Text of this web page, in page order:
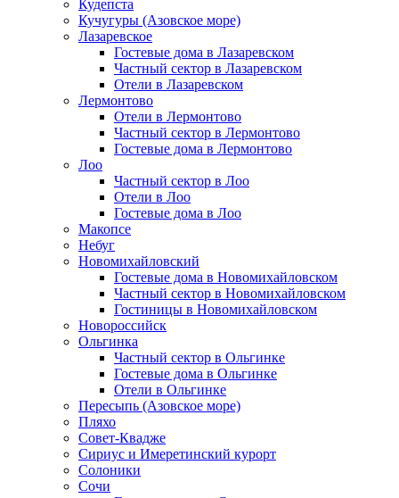
Кудепста
Кучугуры (Азовское море)
Лазаревское
Гостевые дома в Лазаревском
Частный сектор в Лазаревском
Отели в Лазаревском
Лермонтово
Отели в Лермонтово
Частный сектор в Лермонтово
Гостевые дома в Лермонтово
Лоо
Частный сектор в Лоо
Отели в Лоо
Гостевые дома в Лоо
Макопсе
Небуг
Новомихайловский
Гостевые дома в Новомихайловском
Частный сектор в Новомихайловском
Гостиницы в Новомихайловском
Новороссийск
Ольгинка
Частный сектор в Ольгинке
Гостевые дома в Ольгинке
Отели в Ольгинке
Пересыпь (Азовское море)
Пляхо
Совет-Квадже
Сириус и Имеретинский курорт
Солоники
Сочи